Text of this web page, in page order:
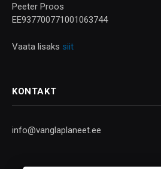
Peeter Proos
EE937700771001063744
Vaata lisaks siit
KONTAKT
info@vanglaplaneet.ee